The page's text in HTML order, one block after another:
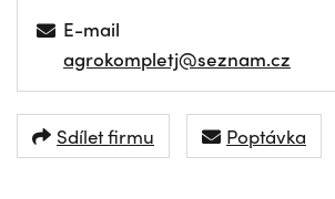
E-mail
agrokompletj@seznam.cz
Sdílet firmu Poptávka